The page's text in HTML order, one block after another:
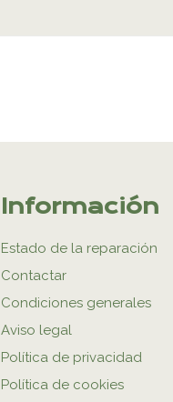
Información
Estado de la reparación
Contactar
Condiciones generales
Aviso legal
Política de privacidad
Política de cookies